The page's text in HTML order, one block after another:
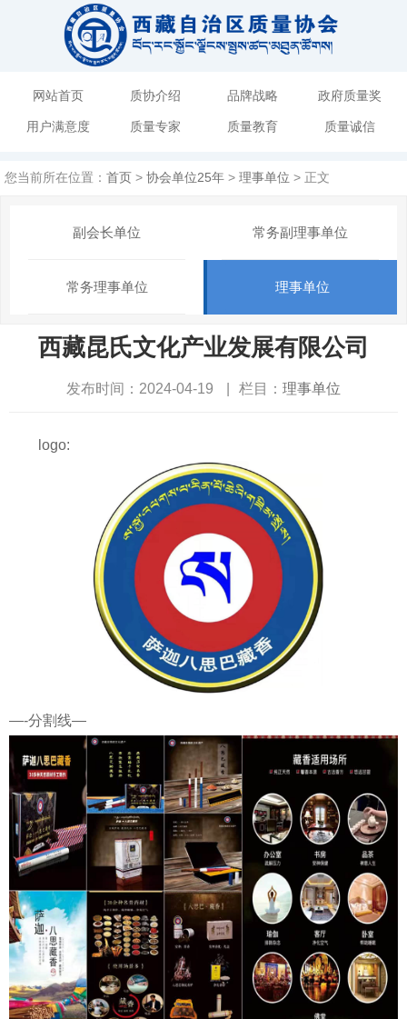
网站首页 质协介绍 品牌战略 政府质量奖
用户满意度 质量专家 质量教育 质量诚信
您当前所在位置： 首页 > 协会单位25年 > 理事单位 > 正文
副会长单位 常务副理事单位
常务理事单位 理事单位
西藏昆氏文化产业发展有限公司
发布时间：2024-04-19 栏目： 理事单位
logo:
—-分割线—